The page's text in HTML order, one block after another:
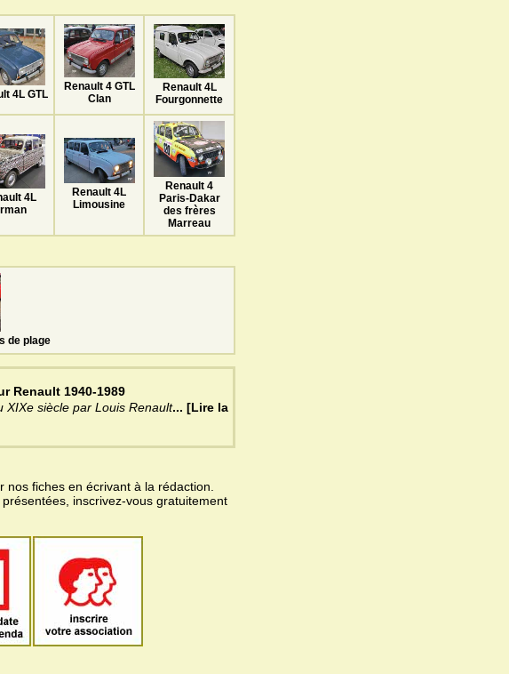
4L GTL
Renault 4 GTL
Clan
Renault 4L
Fourgonnette
4L
Renault 4L
Limousine
Renault 4
Paris-Dakar
des frères
Marreau
de plage
Renault 1940-1989
siècle par Louis Renault... [Lire la
fiches en écrivant à la rédaction.
inscrivez-vous gratuitement